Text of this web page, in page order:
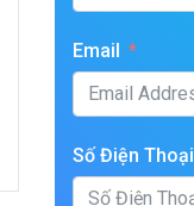
Email
Số Điện Thoại